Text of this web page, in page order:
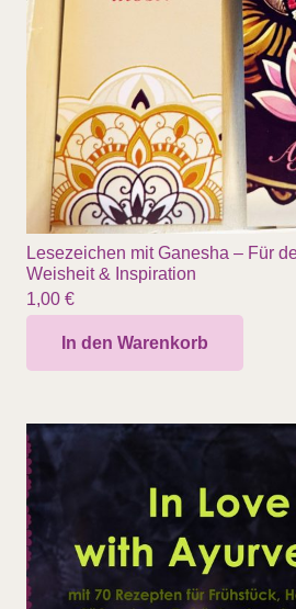
Lesezeichen mit Ganesha – Für
Weisheit & Inspiration
1,00 €
In den Warenkorb